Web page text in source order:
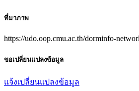
ที่มาภาพ
https://udo.oop.cmu.ac.th/dorminfo-
ขอเปลี่ยนแปลงข้อมูล
แจ้งเปลี่ยนแปลงข้อมูล